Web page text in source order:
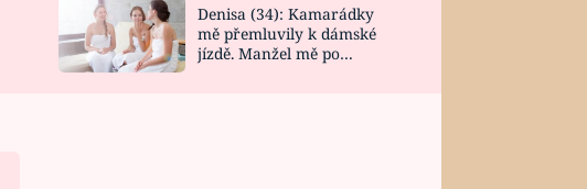
DESIGN
Denisa (34): Kamarádky
mě přemluvily k dámské
jízdě. Manžel mě po